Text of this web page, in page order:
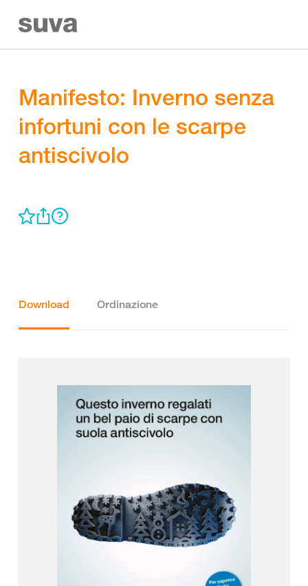
Manifesto: Inverno senza
infortuni con le scarpe
antiscivolo
Download Ordinazione